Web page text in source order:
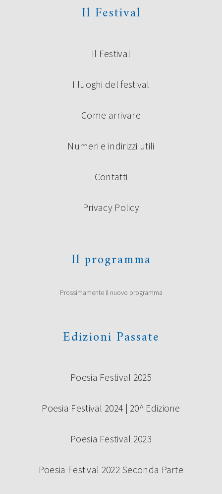
Il Festival
Il Festival
I luoghi del festival
Come arrivare
Numeri e indirizzi utili
Contatti
Privacy Policy
Il programma
Prossimamente il nuovo programma
Edizioni Passate
Poesia Festival 2025
Poesia Festival 2024 | 20^ Edizione
Poesia Festival 2023
Poesia Festival 2022 Seconda Parte